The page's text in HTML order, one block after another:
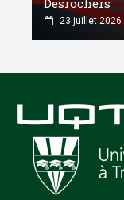
Desrochers
23 juillet 2026